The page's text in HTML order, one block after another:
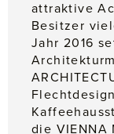
attraktive
Besitzer
Jahr 2016
die VIENNA